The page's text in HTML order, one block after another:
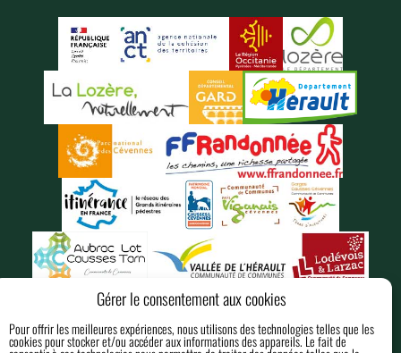
Gérer le consentement aux cookies
Pour offrir les meilleures expériences, nous utilisons des technologies telles que les
cookies pour stocker et/ou accéder aux informations des appareils. Le fait de